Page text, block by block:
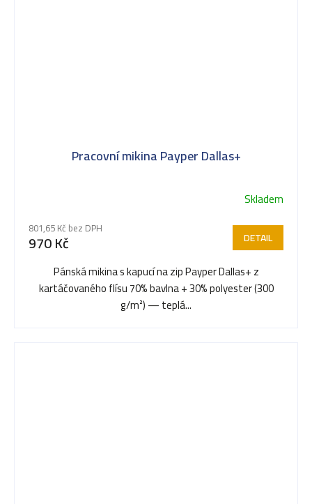
Pracovní mikina Payper Dallas+
Skladem
801,65 Kč bez DPH
970 Kč DETAIL
Pánská mikina s kapucí na zip Payper Dallas+ z
kartáčovaného flísu 70% bavlna + 30% polyester (300
g/m²) — teplá...